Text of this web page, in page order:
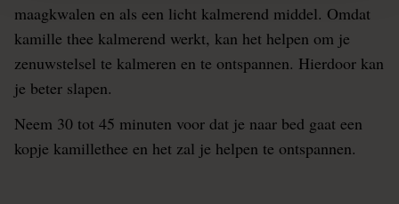
maagkwalen en als een licht kalmerend middel. Omdat
kamille thee kalmerend werkt, kan het helpen om je
zenuwstelsel te kalmeren en te ontspannen. Hierdoor kan
je beter slapen.
Neem 30 tot 45 minuten voor dat je naar bed gaat een
kopje kamillethee en het zal je helpen te ontspannen.